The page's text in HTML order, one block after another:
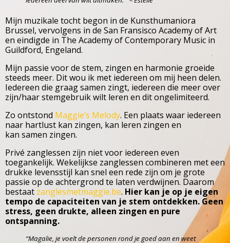
Mijn muzikale tocht begon in de Kunsthumaniora
Brussel, vervolgens in de San Fransisco Academy of Art
en eindigde in The Academy of Contemporary Music in
Guildford, Engeland.
Mijn passie voor de stem, zingen en harmonie groeide
steeds meer. Dit wou ik met iedereen om mij heen delen.
Iedereen die graag samen zingt, iedereen die meer over
zijn/haar stemgebruik wilt leren en dit ongelimiteerd.
Zo ontstond Maggie’s Melody. Een plaats waar iedereen
naar hartlust kan zingen, kan leren zingen en
kan samen zingen.
Privé zanglessen zijn niet voor iedereen even
toegankelijk. Wekelijkse zanglessen combineren met een
drukke levensstijl kan snel een rede zijn om je grote
passie op de achtergrond te laten verdwijnen. Daarom
bestaat zanglesmetmaggie.be. Hier kan je op je eigen
tempo de capaciteiten van je stem ontdekken. Geen
stress, geen drukte, alleen zingen en pure
ontspanning.
“Magalie, je voelt de personen rond je goed aan en weet